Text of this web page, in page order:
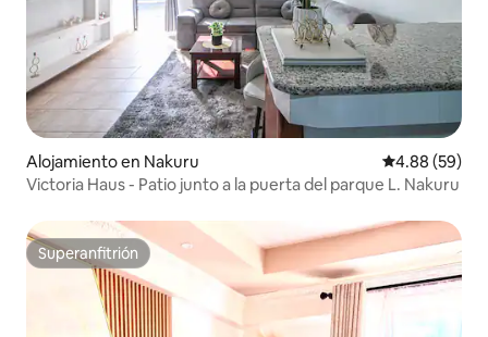
Alojamiento en Nakuru Calificación
4.88 (59)
Victoria Haus - Patio junto a la puerta del parque L. Nakuru
Superanfitrión
Superanfitrión